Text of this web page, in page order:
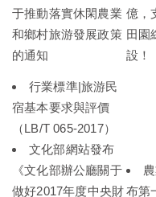
于推動落實休閑農業
和鄉村旅游發展政策
的通知
億，
田園
設！
行業標準|旅游民
宿基本要求與評價
（LB/T 065-2017）
文化部網站發布
《文化部辦公廳關于
做好2017年度中央財布第